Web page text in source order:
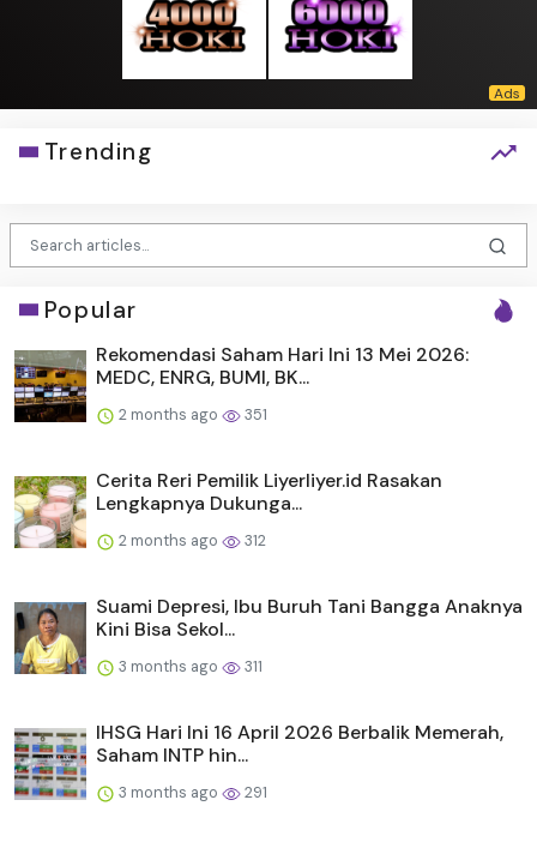
Trending
Popular
Rekomendasi Saham Hari Ini 13 Mei 2026:
MEDC, ENRG, BUMI, BK...
2 months ago 351
Cerita Reri Pemilik Liyerliyer.id Rasakan
Lengkapnya Dukunga...
2 months ago 312
Suami Depresi, Ibu Buruh Tani Bangga Anaknya
Kini Bisa Sekol...
3 months ago 311
IHSG Hari Ini 16 April 2026 Berbalik Memerah,
Saham INTP hin...
3 months ago 291